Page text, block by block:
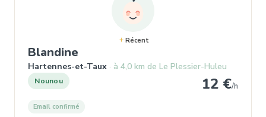
Récent
Blandine
Hartennes-et-Taux à 4,0 km de Le Plessier-Huleu
Nounou 12 €/h
Email confirmé